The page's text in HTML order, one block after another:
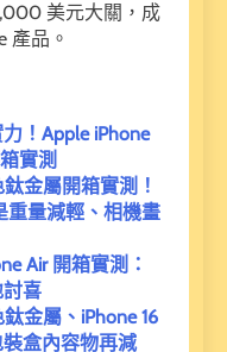
美元大關，成
產品。
！Apple iPhone
實測
鈦金屬開箱實測！
重量減輕、相機畫
Air 開箱實測：
喜
金屬、iPhone 16
盒內容物再減